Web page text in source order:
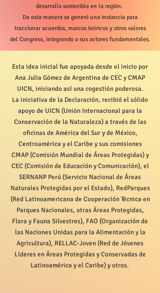
desarrollo sostenible en la región.
De esta manera se generó una instancia para
traccionar acuerdos, marcos teóricos y otros valores
del Congreso, integrando a sus actores fundamentales.
Esta idea inicial fue apoyada desde el inicio por
Ana Julia Gómez de Argentina de CEC y CMAP
UICN, iniciando así una cogestión poderosa.
La iniciativa de la Declaración, recibió el sólido
apoyo de UICN (Unión Internacional para la
Conservación de la Naturaleza) a través de las
oficinas de América del Sur y de México,
Centroamérica y el Caribe y sus comisiones
CMAP (Comisión Mundial de Áreas Protegidas) y
CEC (Comisión de Educación y Comunicación), el
SERNANP Perú (Servicio Nacional de Áreas
Naturales Protegidas por el Estado), RedParques
(Red Latinoamericana de Cooperación Técnica en
Parques Nacionales, otras Áreas Protegidas,
Flora y Fauna Silvestres), FAO (Organización de
las Naciones Unidas para la Alimentación y la
Agricultura), RELLAC-Joven (Red de Jóvenes
Líderes en Áreas Protegidas y Conservadas de
Latinoamérica y el Caribe) y otros.